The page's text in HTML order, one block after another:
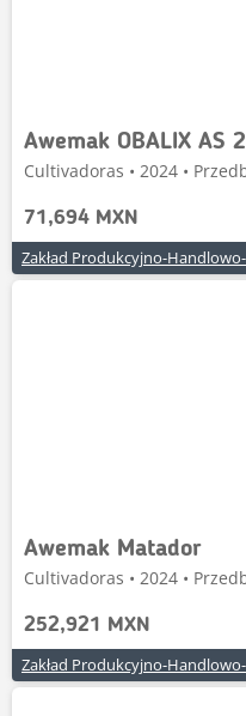
Awemak OBALIX AS
Cultivadoras • 2024 •
71,694 MXN
Awemak Matador
Cultivadoras • 2024 •
252,921 MXN